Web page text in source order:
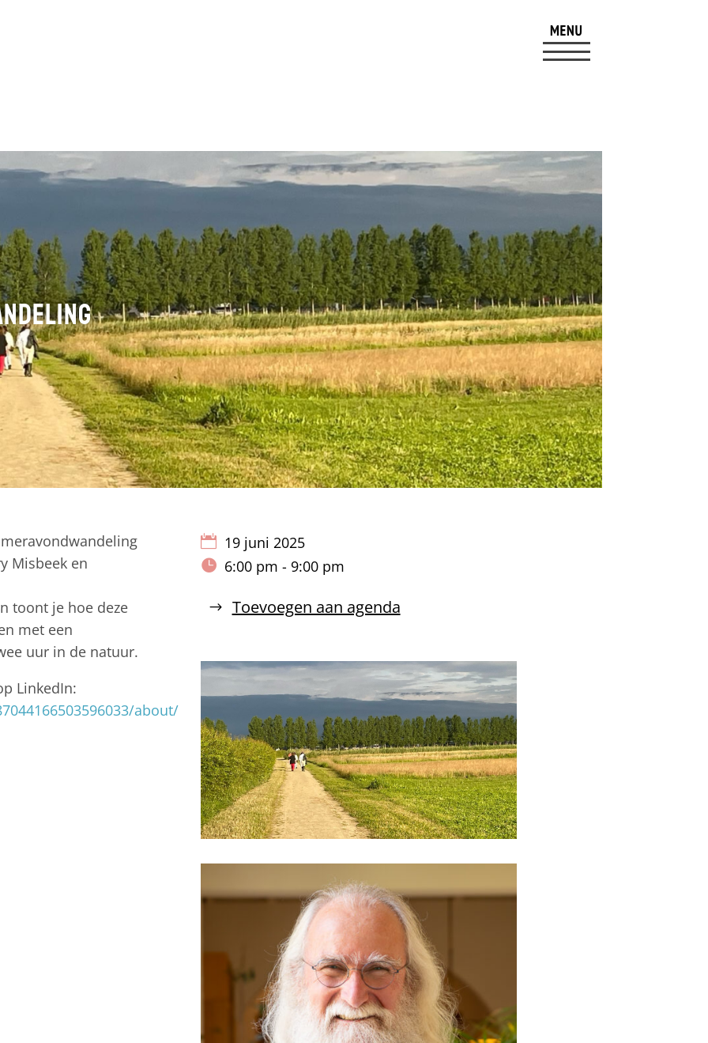
Misbeek en
toont je hoe deze
met een
uur in de natuur.
LinkedIn:
about/
19 juni 2025
6:00 pm - 9:00 pm
Toevoegen aan agenda